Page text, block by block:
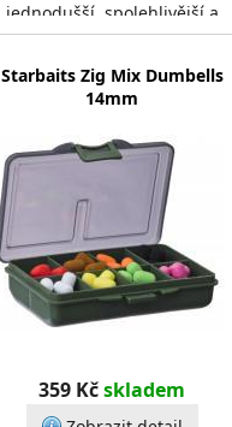
jednodušší, spolehlivější a
produktivnější než kdy
předtím.Zig Screw je rovnátko
Starbaits Zig Mix Dumbells
14mm
359 Kčskladem